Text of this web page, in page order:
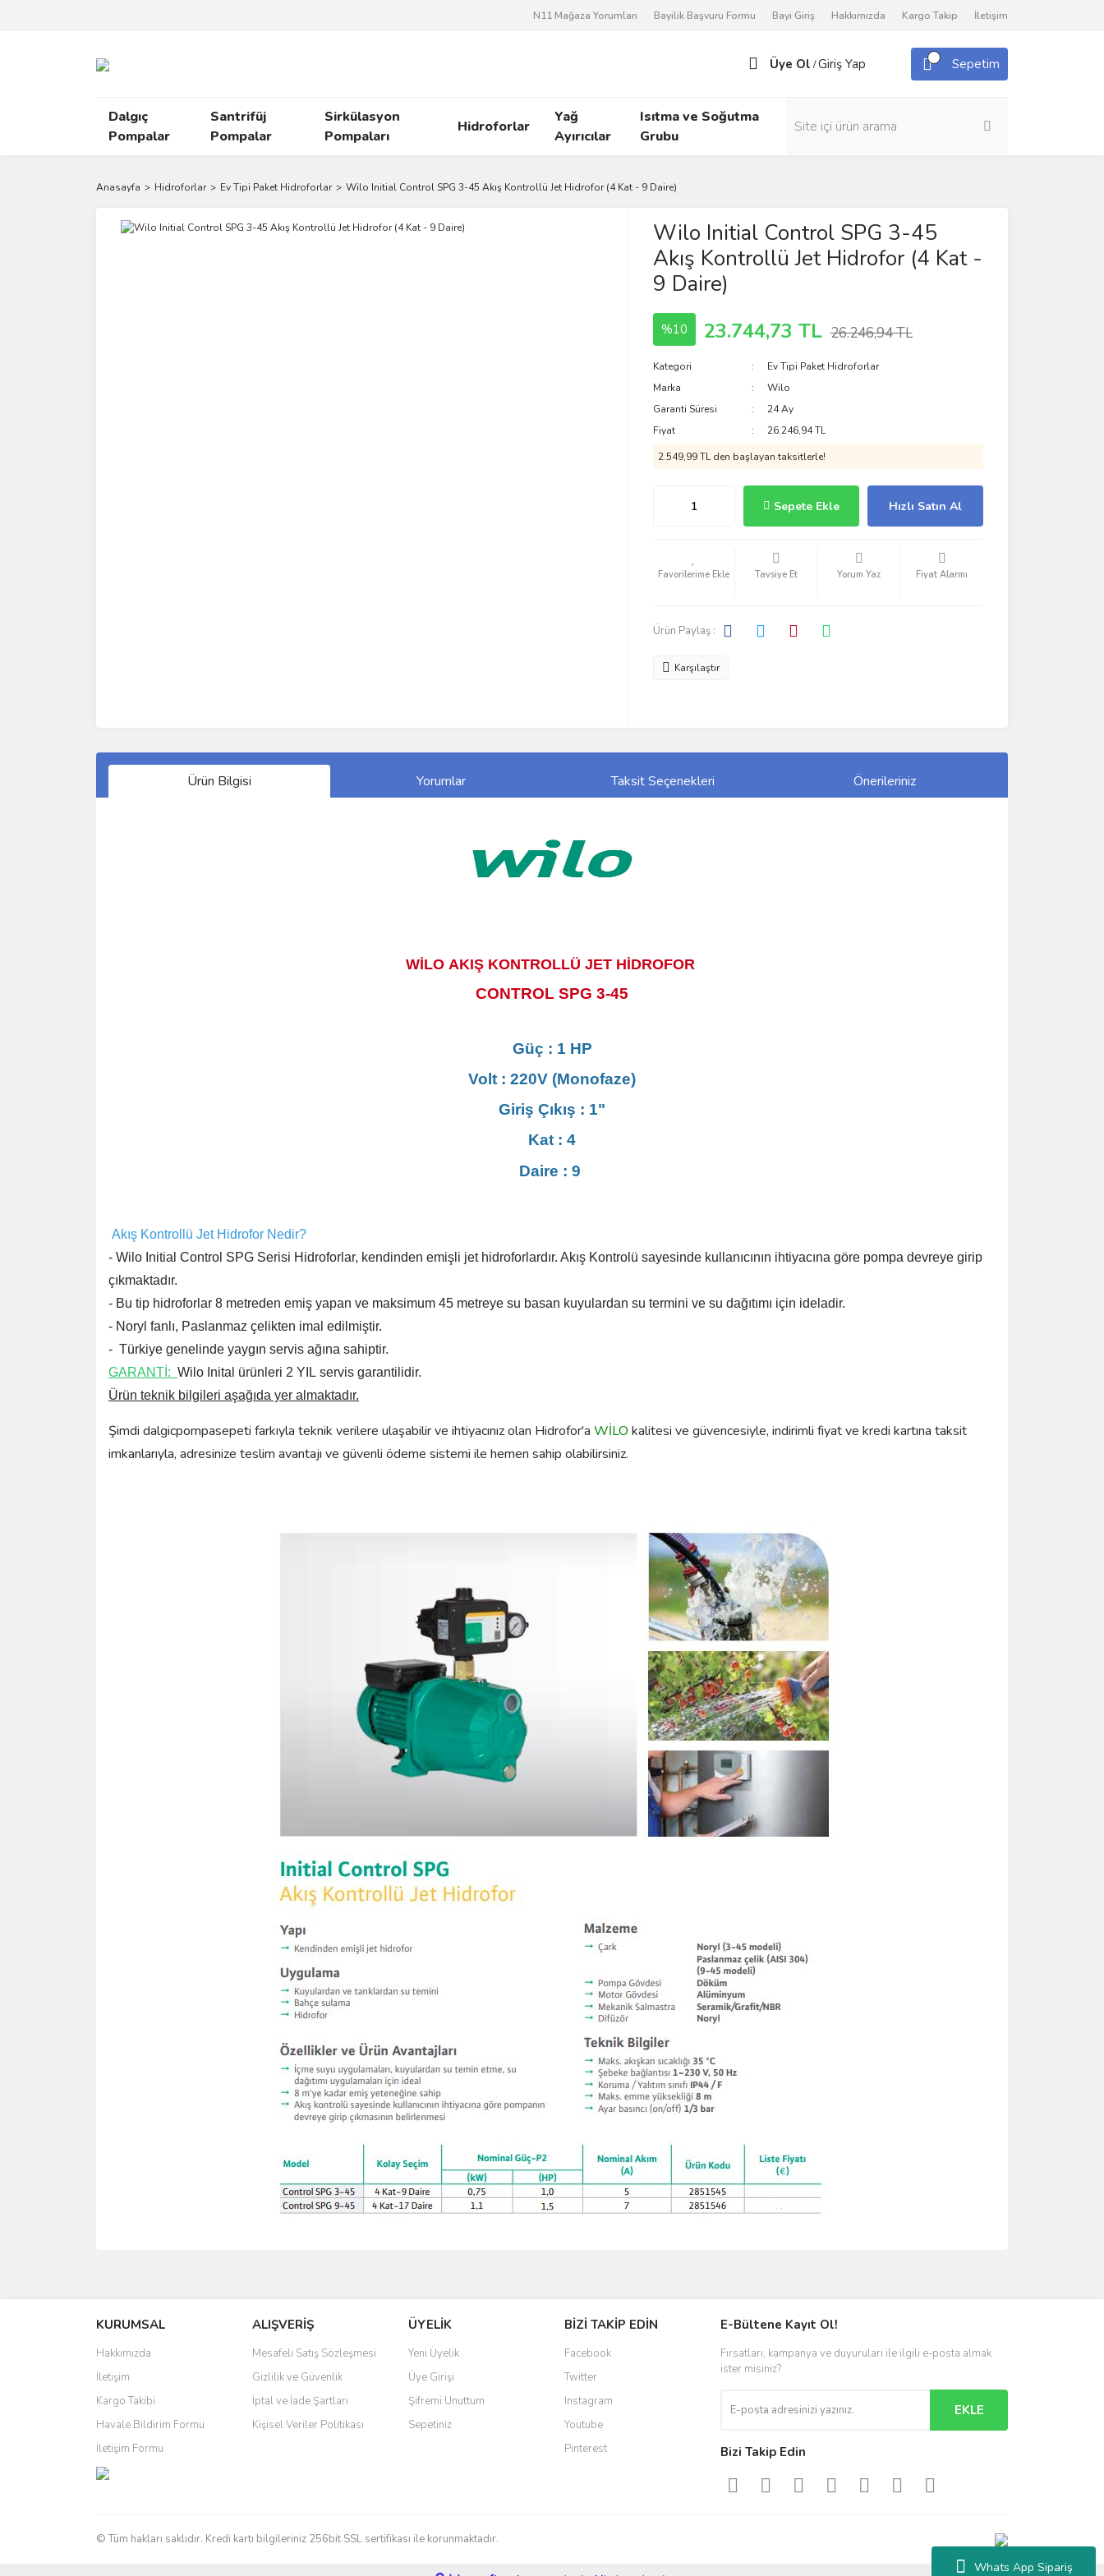
Whats App Sipariş
N11 Mağaza Yorumları Bayilik Başvuru Formu Bayi Giriş Hakkımızda Kargo Takip İletişim
Üye Ol /Giriş Yap Sepetim
Dalgıç
Pompalar
Santrifüj
Pompalar
Sirkülasyon
Pompaları
Hidroforlar
Yağ
Ayırıcılar
Isıtma ve Soğutma
Grubu
Anasayfa Hidroforlar Ev Tipi Paket Hidroforlar Wilo Initial Control SPG 3-45 Akış Kontrollü Jet Hidrofor (4 Kat - 9 Daire)
Wilo Initial Control SPG 3-45
Akış Kontrollü Jet Hidrofor (4 Kat -
9 Daire)
%10 23.744,73 TL 26.246,94 TL
Kategori
Ev Tipi Paket Hidroforlar
Marka
Wilo
Garanti Süresi
24 Ay
Fiyat
26.246,94 TL
2.549,99 TL den başlayan taksitlerle!
Sepete Ekle Hızlı Satın Al
Tavsiye Et Yorum Yaz Fiyat Alarmı
Ürün Paylaş :
Karşılaştır
Ürün Bilgisi Yorumlar Taksit Seçenekleri Önerileriniz
WİLO AKIŞ KONTROLLÜ JET HİDROFOR
CONTROL SPG 3-45
Güç : 1 HP
Volt : 220V (Monofaze)
Giriş Çıkış : 1"
Kat : 4
Daire : 9
Akış Kontrollü Jet Hidrofor Nedir?
- Wilo Initial Control SPG Serisi Hidroforlar, kendinden emişli jet hidroforlardır. Akış Kontrolü sayesinde kullanıcının ihtiyacına göre pompa devreye girip
çıkmaktadır.
- Bu tip hidroforlar 8 metreden emiş yapan ve maksimum 45 metreye su basan kuyulardan su termini ve su dağıtımı için ideladir.
- Noryl fanlı, Paslanmaz çelikten imal edilmiştir.
- Türkiye genelinde yaygın servis ağına sahiptir.
GARANTİ: Wilo Inital ürünleri 2 YIL servis garantilidir.
Ürün teknik bilgileri aşağıda yer almaktadır.
Şimdi dalgicpompasepeti farkıyla teknik verilere ulaşabilir ve ihtiyacınız olan Hidrofor'a WİLO kalitesi ve güvencesiyle, indirimli fiyat ve kredi kartına taksit
imkanlarıyla, adresinize teslim avantajı ve güvenli ödeme sistemi ile hemen sahip olabilirsiniz.
Ürün resmi kalitesiz, bozuk veya görüntülenemiyor.
Ürün açıklamasında eksik bilgiler bulunuyor.
Ürün bilgilerinde hatalar bulunuyor.
Ürün fiyatı diğer sitelerden daha pahalı.
Bu ürüne benzer farklı alternatifler olmalı.
KURUMSAL
Hakkımızda
İletişim
Kargo Takibi
Havale Bildirim Formu
İletişim Formu
ALIŞVERİŞ
Mesafeli Satış Sözleşmesi
Gizlilik ve Güvenlik
İptal ve İade Şartları
Kişisel Veriler Politikası
ÜYELİK
Yeni Üyelik
Üye Girişi
Şifremi Unuttum
Sepetiniz
BİZİ TAKİP EDİN
Facebook
Twitter
Instagram
Youtube
Pinterest
E-Bültene Kayıt Ol!
Fırsatları, kampanya ve duyuruları ile ilgili e-posta almak
ister misiniz?
EKLE
Bizi Takip Edin
© Tüm hakları saklıdır. Kredi kartı bilgileriniz 256bit SSL sertifikası ile korunmaktadır.